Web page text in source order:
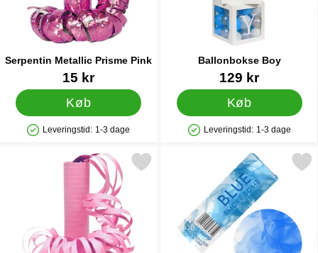
Serpentin Metallic Prisme Pink
15 kr
Køb
Produkttilgængelighed: På lager
Leveringstid: 1-3 dage
Ballonbokse Boy
Varenr 28396129 kr
Køb
Produkttilgængelighed: På lager
Leveringstid: 1-3 dage
Markér lyserøde Serpentiner som favoritMarkér røgbombe Blå